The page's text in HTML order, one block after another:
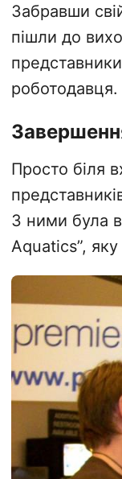
Забравши
пішли до
роботодавця.
Просто біля
З ними була
Aquatics”,